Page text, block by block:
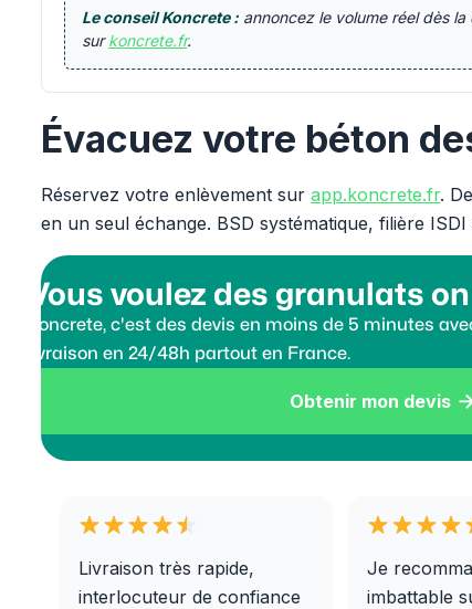
Le conseil Koncrete : annoncez le volume réel dès
surkoncrete.fr.
Évacuez votre béton
Réservez votre enlèvement surapp.koncrete.fr.
en un seul échange. BSD systématique, filière ISDI
Vous voulez des granulats
Koncrete, c'est des devis en moins de 5 minutes
livraison en 24/48h partout en France.
Obtenir mon devis
Livraison très rapide,
interlocuteur de confiance
Je
imbattable